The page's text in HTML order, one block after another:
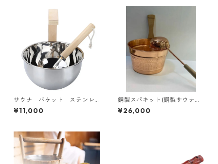
サウナ バケット ステンレ
ス
¥11,000
銅製スパキット(銅製サウナバ
ケット&レードル）
¥26,000